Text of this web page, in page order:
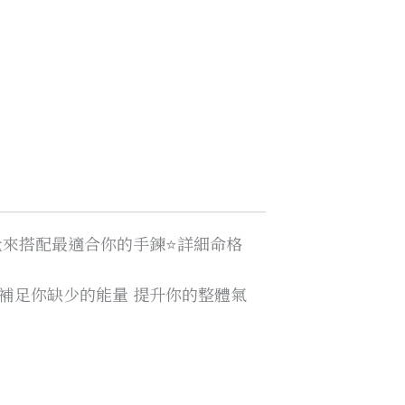
搭配最適合你的手鍊⭐️詳細命格
足你缺少的能量 提升你的整體氣